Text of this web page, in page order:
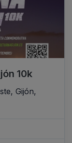
10k
Gijón,